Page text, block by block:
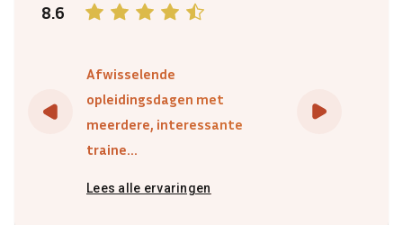
8.6
Afwisselende
opleidingsdagen met
meerdere, interessante
traine...
Lees alle ervaringen